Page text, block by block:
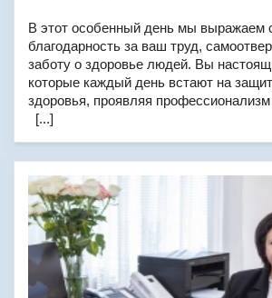
В этот особенный день мы выражаем
благодарность за ваш труд,
заботу о здоровье людей. Вы
которые каждый день встают на
здоровья, проявляя профессионализм
[...]